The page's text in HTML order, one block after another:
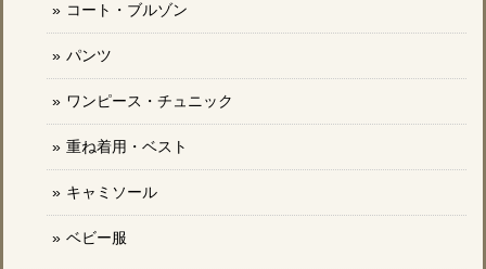
コート・ブルゾン
パンツ
ワンピース・チュニック
重ね着用・ベスト
キャミソール
ベビー服